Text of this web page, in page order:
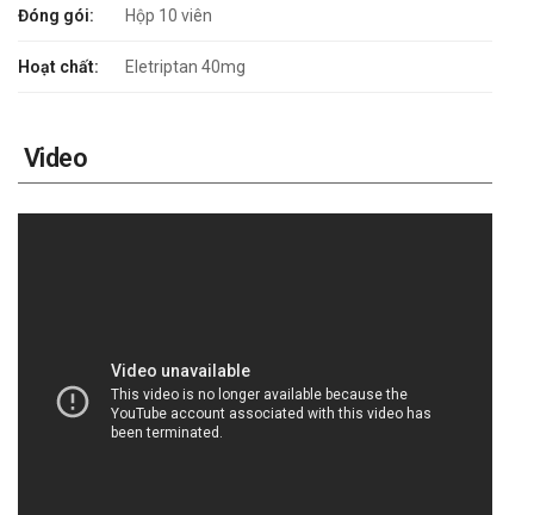
Đóng gói: Hộp 10 viên
Hoạt chất: Eletriptan 40mg
Video